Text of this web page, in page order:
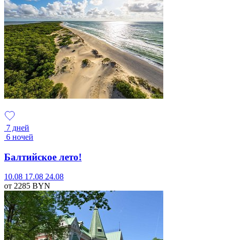
7 дней
6 ночей
Балтийское лето!
10.08 17.08 24.08
от 2285 BYN